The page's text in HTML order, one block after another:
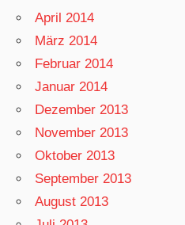
April 2014
März 2014
Februar 2014
Januar 2014
Dezember 2013
November 2013
Oktober 2013
September 2013
August 2013